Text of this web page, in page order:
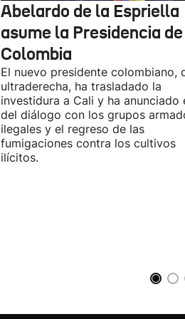
Abelardo de la Espriella
asume la Presidencia de
Colombia
El nuevo presidente colombiano,
ultraderecha, ha trasladado la
investidura a Cali y ha anunciado
del diálogo con los grupos
ilegales y el regreso de las
fumigaciones contra los cultivos
ilícitos.